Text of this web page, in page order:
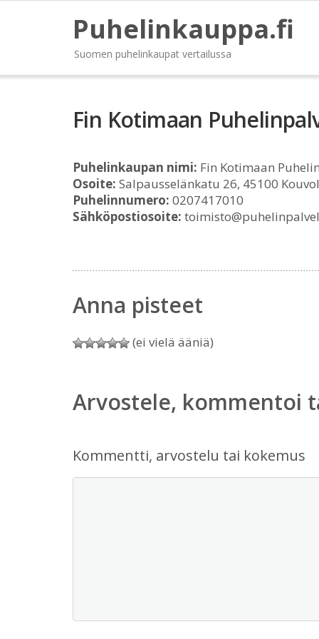
Puhelinkauppa.fi
Suomen puhelinkaupat vertailussa
Fin Kotimaan
Puhelinkaupan nimi: Fin Kotimaan
Osoite: Salpausselänkatu 26, 45100
Puhelinnumero: 0207417010
Sähköpostiosoite:
Anna pisteet
(ei vielä ääniä)
Arvostele, kommentoi
Kommentti, arvostelu tai kokemus